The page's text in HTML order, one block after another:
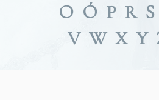
O Ó P R S
V W X Y